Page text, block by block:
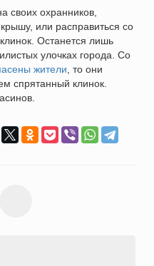
своих охранников,
или расправиться со
Останется лишь
улочках города. Со
жители , то они
спрятанный клинок.